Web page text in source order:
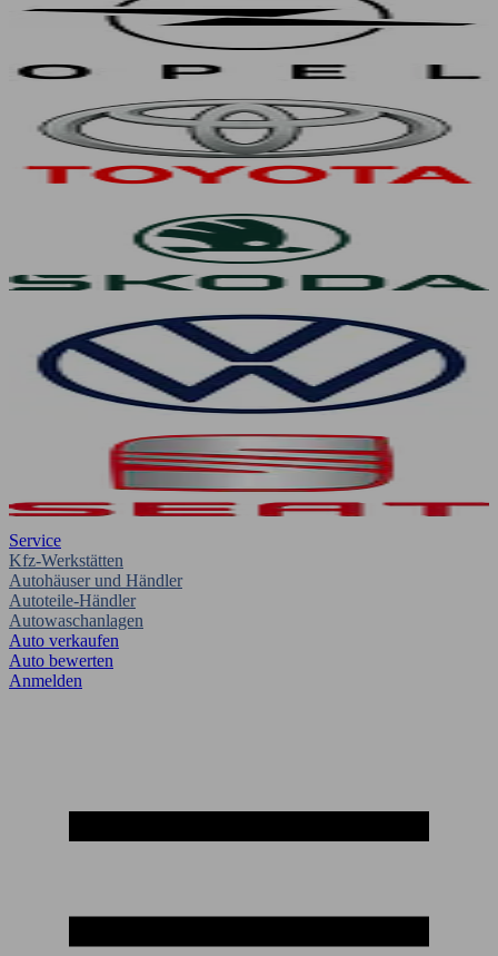
Service
Kfz-Werkstätten
Autohäuser und Händler
Autoteile-Händler
Autowaschanlagen
Auto verkaufen
Auto bewerten
Anmelden